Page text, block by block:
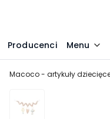
karcie)
karcie)karcie)karcie)
karcie)
Producenci Menu
Macoco - artykuły